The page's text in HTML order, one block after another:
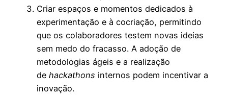
Criar espaços e momentos dedicados à
experimentação e à cocriação, permitindo
que os colaboradores testem novas ideias
sem medo do fracasso. A adoção de
metodologias ágeis e a realização
de hackathons internos podem incentivar a
inovação.